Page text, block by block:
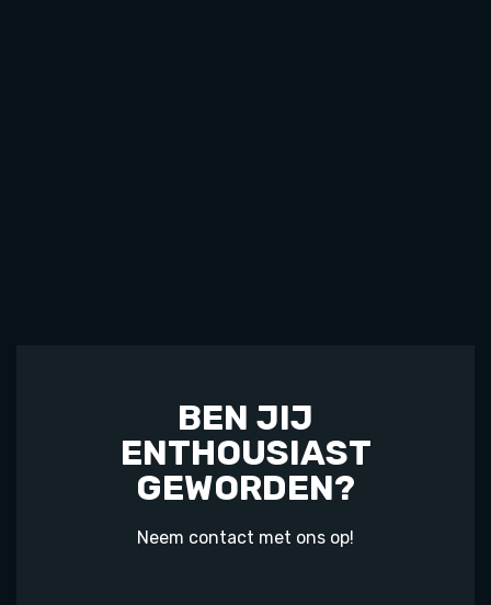
BEN JIJ
ENTHOUSIAST
GEWORDEN?
Neem contact met ons op!